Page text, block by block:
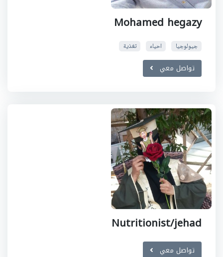
Mohamed hegazy
جيولوجيا احياء تغذية
تواصل معي
Nutritionist/jehad
تواصل معي